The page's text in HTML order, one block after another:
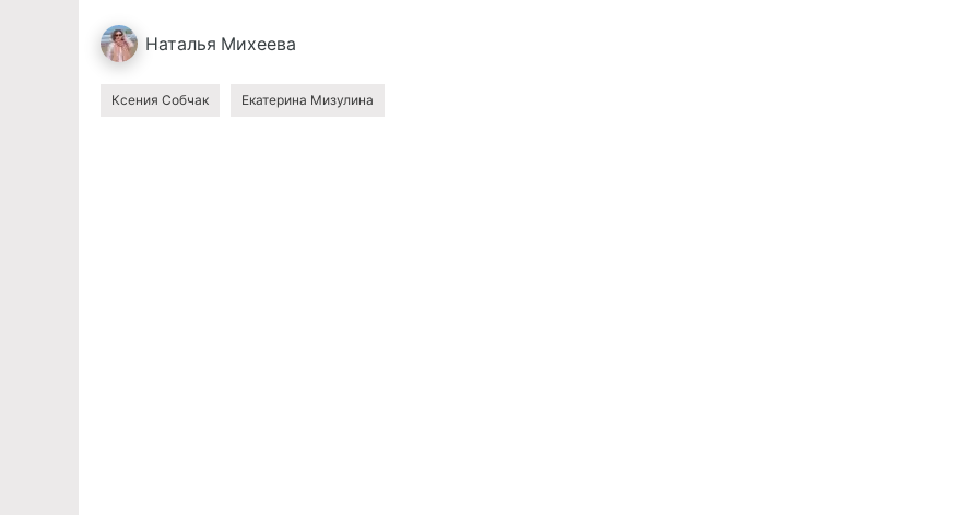
Наталья Михеева
Ксения Собчак Екатерина Мизулина